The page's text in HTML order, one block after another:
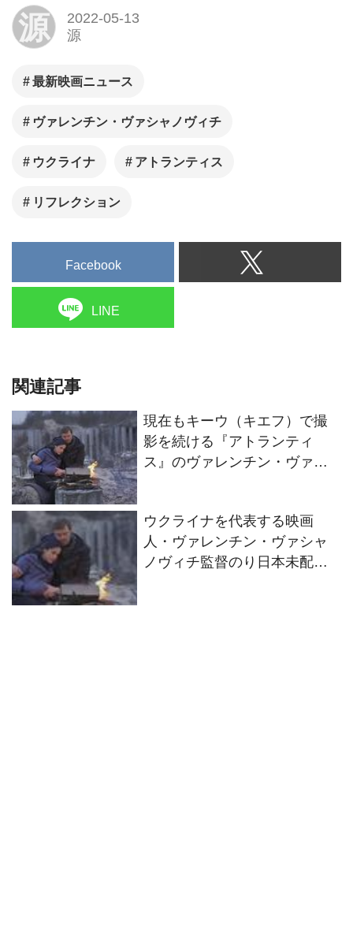
源
2022-05-13
源
最新映画ニュース
ヴァレンチン・ヴァシャノヴィチ
ウクライナ アトランティス
リフレクション
Facebook
LINE
関連記事
現在もキーウ（キエフ）で撮
影を続ける『アトランティ
ス』のヴァレンチン・ヴァシ
ウクライナを代表する映画
⼈・ヴァレンチン・ヴァシャ
ノヴィチ監督のり⽇本未配給